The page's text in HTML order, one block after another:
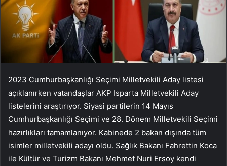
2023 Cumhurbaşkanlığı Seçimi Milletvekili Aday listesi
açıklanırken vatandaşlar AKP Isparta Milletvekili Aday
listelerini araştırıyor. Siyasi partilerin 14 Mayıs
Cumhurbaşkanlığı Seçimi ve 28. Dönem Milletvekili Seçimi
hazırlıkları tamamlanıyor. Kabinede 2 bakan dışında tüm
isimler milletvekili adayı oldu. Sağlık Bakanı Fahrettin Koca
ile Kültür ve Turizm Bakanı Mehmet Nuri Ersoy kendi